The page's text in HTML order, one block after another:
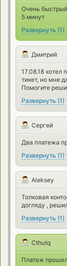
Очень
5 минут
Развернуть (1)
Дмитрий
17.08.18 хотел
тикет, но мне
Помогите
Развернуть (1)
Сергей
Два платежа
Развернуть (1)
Aleksey
Толковая
догляду ,
Развернуть (1)
Cthutq
Платеж